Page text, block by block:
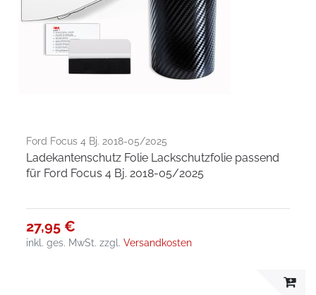
Ford Focus 4 Bj. 2018-05/2025
Ladekantenschutz Folie Lackschutzfolie passend
für Ford Focus 4 Bj. 2018-05/2025
27,95 €
inkl. ges. MwSt. zzgl.Versandkosten